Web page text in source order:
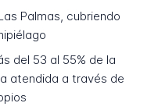
Palmas, cubriendo
del 53 al 55% de la
atendida a través de